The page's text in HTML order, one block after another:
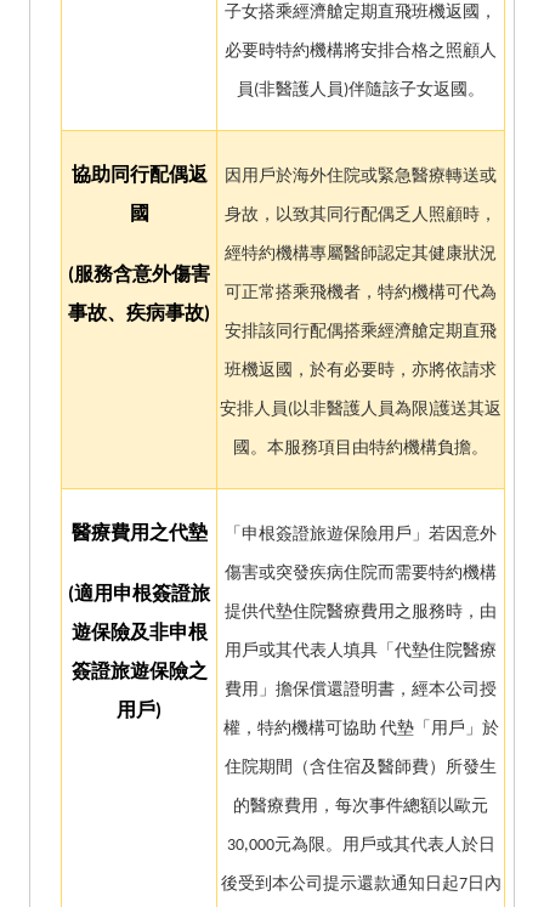
子女搭乘經濟艙定期直飛班機返國，
必要時特約機構將安排合格之照顧人
員(非醫護人員)伴隨該子女返國。
協助同行配偶返
國
(服務含意外傷害
事故、疾病事故)
因用戶於海外住院或緊急醫療轉送或
身故，以致其同行配偶乏人照顧時，
經特約機構專屬醫師認定其健康狀況
可正常搭乘飛機者，特約機構可代為
安排該同行配偶搭乘經濟艙定期直飛
班機返國，於有必要時，亦將依請求
安排人員(以非醫護人員為限)護送其返
國。本服務項目由特約機構負擔。
醫療費用之代墊
(適用申根簽證旅
遊保險及非申根
簽證旅遊保險之
用戶)
「申根簽證旅遊保險用戶」若因意外
傷害或突發疾病住院而需要特約機構
提供代墊住院醫療費用之服務時，由
用戶或其代表人填具「代墊住院醫療
費用」擔保償還證明書，經本公司授
權，特約機構可協助 代墊「用戶」於
住院期間（含住宿及醫師費）所發生
的醫療費用，每次事件總額以歐元
30,000元為限。用戶或其代表人於日
後受到本公司提示還款通知日起7日內